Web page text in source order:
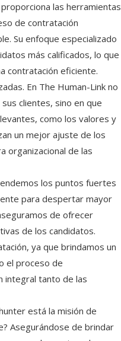
las herramientas
de contratación
Su enfoque especializado
más calificados, lo que
contratación eficiente.
En The Human-Link no
clientes, sino en que
como los valores y
un mejor ajuste de los
organizacional de las
los puntos fuertes
para despertar mayor
de ofrecer
de los candidatos.
ya que brindamos un
el proceso de
integral tanto de las
está la misión de
Asegurándose de brindar